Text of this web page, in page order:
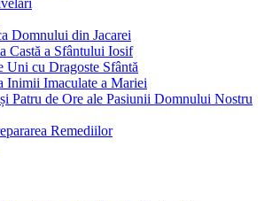
Domnului din Jacarei
Castă a Sfântului Iosif
Uni cu Dragoste Sfântă
Inimii Imaculate a Mariei
Patru de Ore ale Pasiunii Domnului Nostru
Remediilor